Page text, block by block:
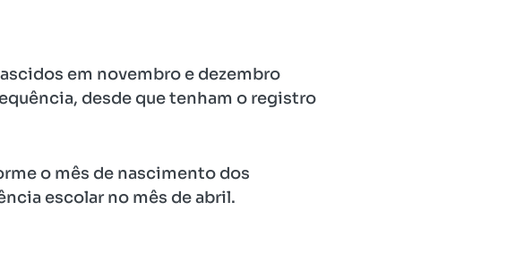
em novembro e dezembro
desde que tenham o registro
o mês de nascimento dos
escolar no mês de abril.